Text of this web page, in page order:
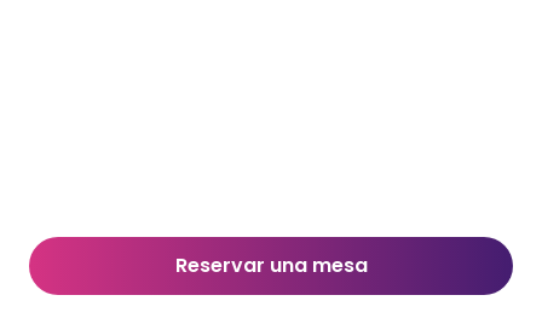
Reservar una mesa